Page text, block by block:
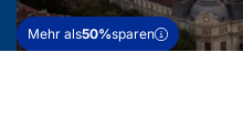
Mehr als50%sparen